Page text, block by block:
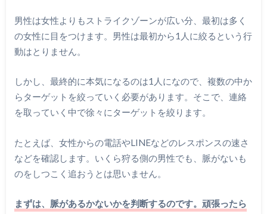
男性は女性よりもストライクゾーンが広い分、最初は多く
の女性に目をつけます。男性は最初から1人に絞るという行
動はとりません。
しかし、最終的に本気になるのは1人になので、複数の中か
らターゲットを絞っていく必要があります。そこで、連絡
を取っていく中で徐々にターゲットを絞ります。
たとえば、女性からの電話やLINEなどのレスポンスの速さ
などを確認します。いくら狩る側の男性でも、脈がないも
のをしつこく追おうとは思いません。
まずは、脈があるかないかを判断するのです。頑張ったら